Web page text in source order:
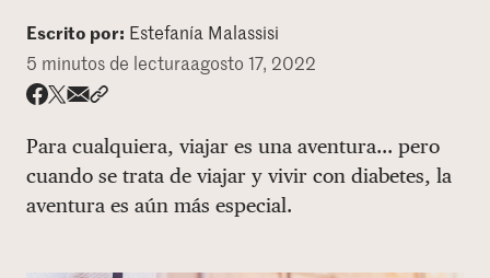
Programas
Quienes somos
Escrito por: Estefanía Malassisi
5 minutos de lecturaagosto 17, 2022
Para cualquiera, viajar es una aventura... pero
cuando se trata de viajar y vivir con diabetes, la
aventura es aún más especial.